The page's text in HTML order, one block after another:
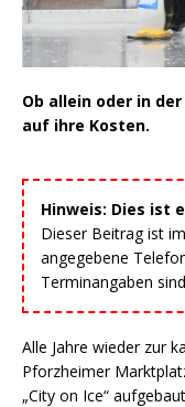
Ob allein oder in
auf ihre Kosten.
Hinweis: Dies ist
Dieser Beitrag ist
angegebene
Terminangaben
Alle Jahre wieder zur
Pforzheimer
„City on Ice“